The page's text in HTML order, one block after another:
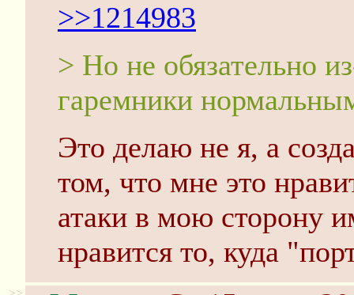
>>1214983
> Но не обязательно
гаремники
Это делаю не я, а
том, что мне это
атаки в мою сторону
нравится то, куда